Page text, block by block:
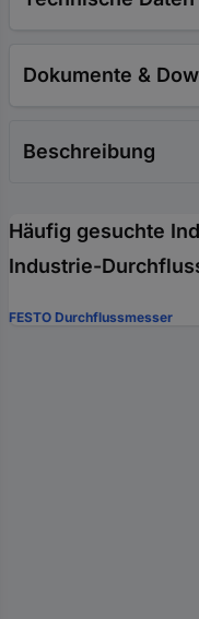
Dokumente &
Beschreibung
Häufig gesuchte
Industrie-
FESTO Durchflussmesser